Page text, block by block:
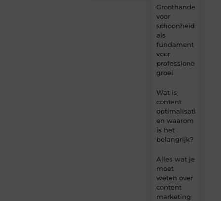
Groothandel
voor
als
fundament
voor
professionele
groei
Wat is
content
optimalisatie
en waarom
is het
belangrijk?
Alles wat je
moet
weten over
content
marketing